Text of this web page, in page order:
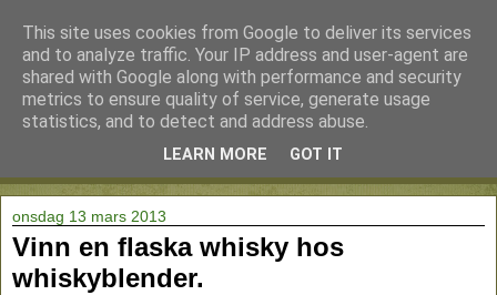
onsdag 13 mars 2013
Vinn en flaska whisky hos
whiskyblender.
This site uses cookies from Google to deliver its services
and to analyze traffic. Your IP address and user-agent are
shared with Google along with performance and security
metrics to ensure quality of service, generate usage
statistics, and to detect and address abuse.
LEARN MORE GOT IT